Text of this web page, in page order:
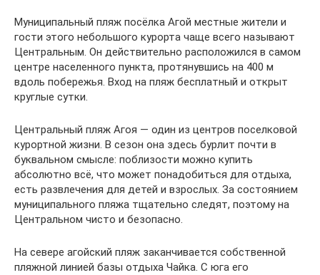
Муниципальный пляж посёлка Агой местные жители и
гости этого небольшого курорта чаще всего называют
Центральным. Он действительно расположился в самом
центре населенного пункта, протянувшись на 400 м
вдоль побережья. Вход на пляж бесплатный и открыт
круглые сутки.
Центральный пляж Агоя — один из центров поселковой
курортной жизни. В сезон она здесь бурлит почти в
буквальном смысле: поблизости можно купить
абсолютно всё, что может понадобиться для отдыха,
есть развлечения для детей и взрослых. За состоянием
муниципального пляжа тщательно следят, поэтому на
Центральном чисто и безопасно.
На севере агойский пляж заканчивается собственной
пляжной линией базы отдыха Чайка. С юга его